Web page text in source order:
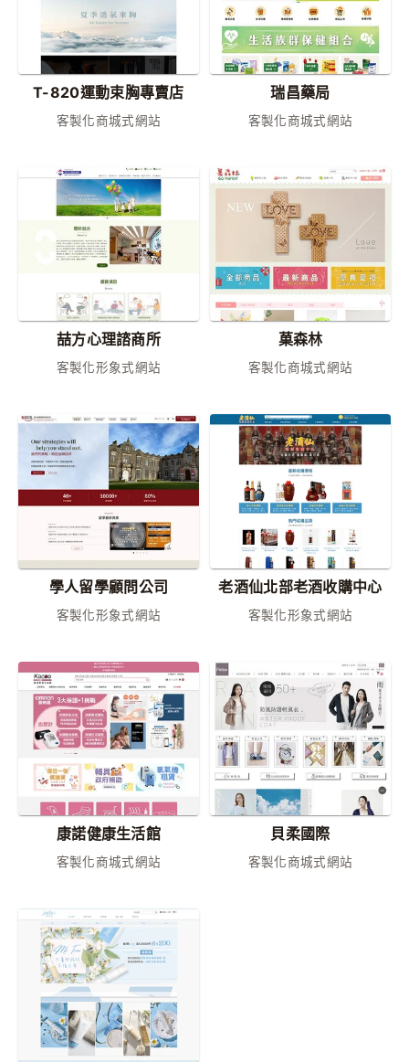
T-820運動束胸專賣店
客製化商城式網站
瑞昌藥局
客製化商城式網站
喆方心理諮商所
客製化形象式網站
菓森林
客製化商城式網站
學人留學顧問公司
客製化形象式網站
老酒仙北部老酒收購中心
客製化形象式網站
康諾健康生活館
客製化商城式網站
貝柔國際
客製化商城式網站